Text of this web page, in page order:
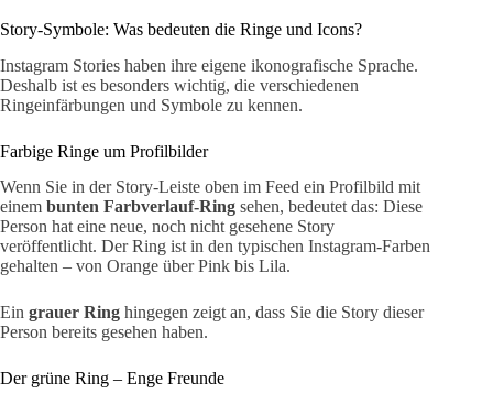
Story-Symbole: Was bedeuten die Ringe und Icons?
Instagram Stories haben ihre eigene ikonografische Sprache.
Deshalb ist es besonders wichtig, die verschiedenen
Ringeinfärbungen und Symbole zu kennen.
Farbige Ringe um Profilbilder
Wenn Sie in der Story-Leiste oben im Feed ein Profilbild mit
einem bunten Farbverlauf-Ring sehen, bedeutet das: Diese
Person hat eine neue, noch nicht gesehene Story
veröffentlicht. Der Ring ist in den typischen Instagram-Farben
gehalten – von Orange über Pink bis Lila.
Ein grauer Ring hingegen zeigt an, dass Sie die Story dieser
Person bereits gesehen haben.
Der grüne Ring – Enge Freunde